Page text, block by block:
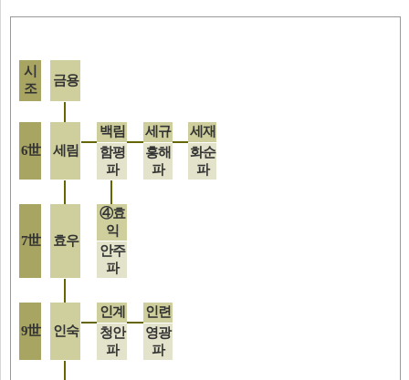
시
조
금용
6世 세림
백림 세규
세재
함평
파
흥해
파
화순
파
7世 효우
④효
익
안주
파
9世 인숙
인계
인련
청안
파
영광
파